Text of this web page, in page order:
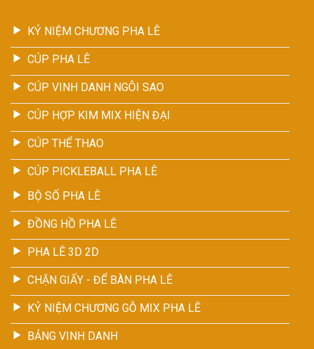
KỶ NIỆM CHƯƠNG PHA LÊ
CÚP PHA LÊ
CÚP VINH DANH NGÔI SAO
CÚP HỢP KIM MIX HIỆN ĐẠI
CÚP THỂ THAO
CÚP PICKLEBALL PHA LÊ
BỘ SỐ PHA LÊ
ĐỒNG HỒ PHA LÊ
PHA LÊ 3D 2D
CHẶN GIẤY - ĐỂ BÀN PHA LÊ
KỶ NIỆM CHƯƠNG GỖ MIX PHA LÊ
BẢNG VINH DANH